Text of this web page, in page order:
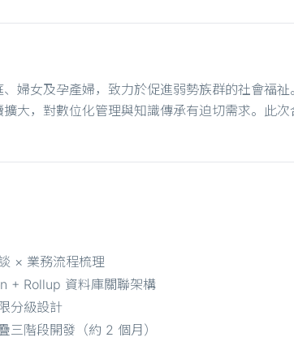
婦女及孕產婦，致力於促進弱勢族群的社會福
大，對數位化管理與知識傳承有迫切需求。此
× 業務流程梳理
+ Rollup 資料庫關聯架構
分級設計
三階段開發（約 2 個月）